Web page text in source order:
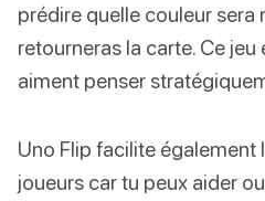
prédire quelle couleur sera
retourneras la carte. Ce
aiment penser
Uno Flip facilite également
joueurs car tu peux aider